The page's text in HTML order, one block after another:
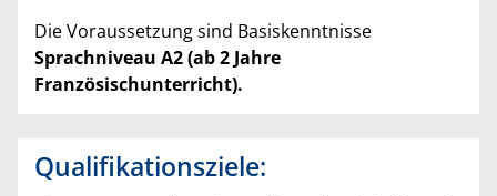
Die Voraussetzung sind Basiskenntnisse
Sprachniveau A2 (ab 2 Jahre
Französischunterricht).
Qualifikationsziele: